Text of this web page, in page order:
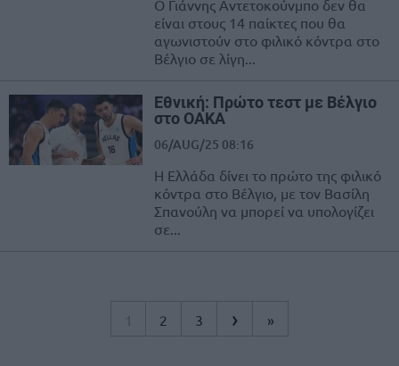
Ο Γιάννης Αντετοκούνμπο δεν θα
είναι στους 14 παίκτες που θα
αγωνιστούν στο φιλικό κόντρα στο
Βέλγιο σε λίγη...
Εθνική: Πρώτο τεστ με Βέλγιο
στο ΟΑΚΑ
06/AUG/25 08:16
Η Ελλάδα δίνει το πρώτο της φιλικό
κόντρα στο Βέλγιο, με τον Βασίλη
Σπανούλη να μπορεί να υπολογίζει
σε...
1 2 3 › »